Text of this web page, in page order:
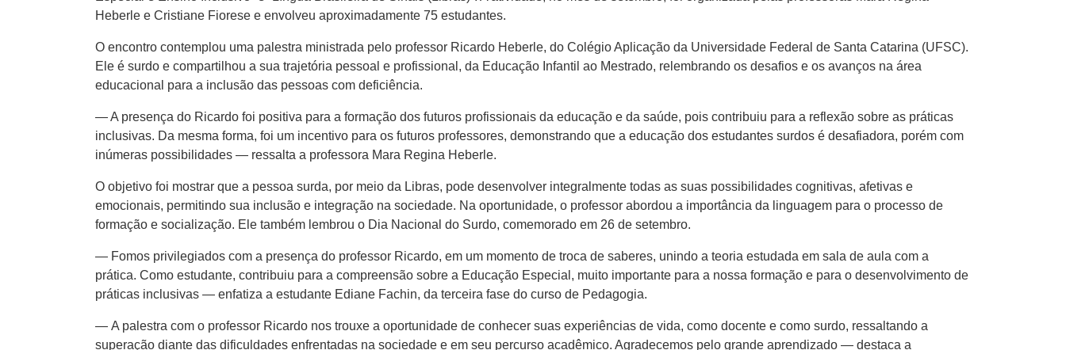
Heberle e Cristiane Fiorese e envolveu aproximadamente 75 estudantes.
O encontro contemplou uma palestra ministrada pelo professor Ricardo Heberle, do Colégio Aplicação da Universidade Federal de Santa Catarina (UFSC).
Ele é surdo e compartilhou a sua trajetória pessoal e profissional, da Educação Infantil ao Mestrado, relembrando os desafios e os avanços na área
educacional para a inclusão das pessoas com deficiência.
— A presença do Ricardo foi positiva para a formação dos futuros profissionais da educação e da saúde, pois contribuiu para a reflexão sobre as práticas
inclusivas. Da mesma forma, foi um incentivo para os futuros professores, demonstrando que a educação dos estudantes surdos é desafiadora, porém com
inúmeras possibilidades — ressalta a professora Mara Regina Heberle.
O objetivo foi mostrar que a pessoa surda, por meio da Libras, pode desenvolver integralmente todas as suas possibilidades cognitivas, afetivas e
emocionais, permitindo sua inclusão e integração na sociedade. Na oportunidade, o professor abordou a importância da linguagem para o processo de
formação e socialização. Ele também lembrou o Dia Nacional do Surdo, comemorado em 26 de setembro.
— Fomos privilegiados com a presença do professor Ricardo, em um momento de troca de saberes, unindo a teoria estudada em sala de aula com a
prática. Como estudante, contribuiu para a compreensão sobre a Educação Especial, muito importante para a nossa formação e para o desenvolvimento de
práticas inclusivas — enfatiza a estudante Ediane Fachin, da terceira fase do curso de Pedagogia.
— A palestra com o professor Ricardo nos trouxe a oportunidade de conhecer suas experiências de vida, como docente e como surdo, ressaltando a
superação diante das dificuldades enfrentadas na sociedade e em seu percurso acadêmico. Agradecemos pelo grande aprendizado — destaca a